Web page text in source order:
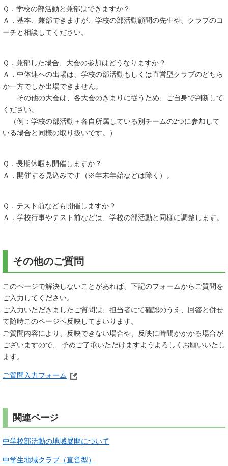
Ｑ．学校の部活動と兼部はできますか？
Ａ．基本、兼部できますが、学校の部活動顧問の先生や、クラブのコ
ーチと相談してください。
Ｑ．兼部した場合、大会の参加はどうなりますか？
Ａ．中体連への出場は、学校の部活動もしくは直営型クラブのどちら
か一方でしか出場できません。
その他の大会は、各大会のきまりに従うため、ご自身で判断して
ください。
（例：学校の部活動＋各自所属している別チームの2つに参加して
いる場合と同様の取り扱いです。）
Ｑ．長期休暇も開催しますか？
Ａ．開催する見込みです（※年末年始などは除く）。
Ｑ．テスト前なども開催しますか？
Ａ．学校行事やテスト前などは、学校の部活動と同様に調整します。
その他のご質問
このページで解決しないことがあれば、下記のフォームからご質問を
ご入力してください。
ご入力いただきましたご質問は、担当者にて確認のうえ、回答と併せ
て随時このページへ反映してまいります。
ご質問内容により、反映できない場合や、反映に時間がかかる場合が
ございますので、 予めご了承いただけますようよろしくお願いいたし
ます。
ご質問入力フォーム
関連ページ
中学校部活動の地域展開について
中学生地域クラブ（直営型）